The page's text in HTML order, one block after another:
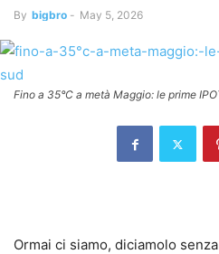
By bigbro - May 5, 2026
Fino a 35°C a metà Maggio: le prime
Ormai ci siamo, diciamolo